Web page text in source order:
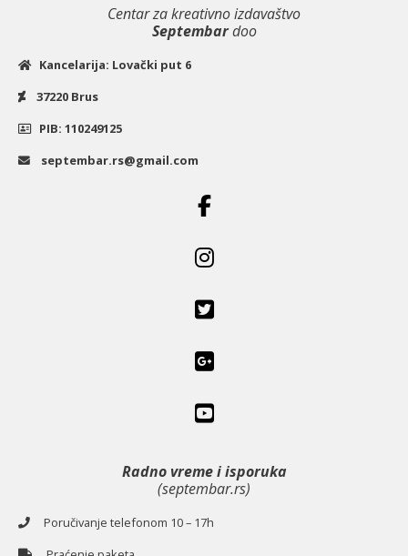
Centar za kreativno izdavaštvo
Septembardoo
Kancelarija: Lovački put 6
37220 Brus
PIB: 110249125
septembar.rs@gmail.com
Radno vreme i isporuka
(septembar.rs)
Poručivanje telefonom 10 – 17h